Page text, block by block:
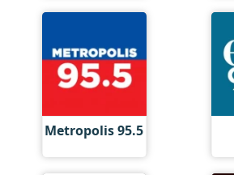
Metropolis 95.5